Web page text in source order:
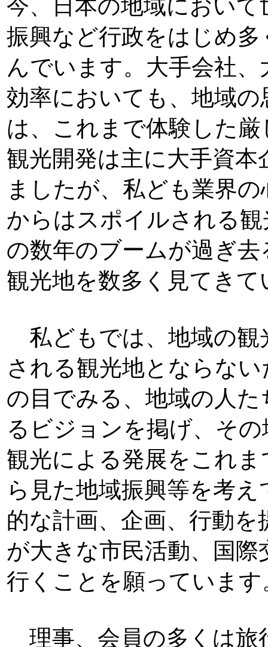
今、日本の地域におい
振興など行政をはじめ
んでいます。大手会社
効率においても、地域
は、これまで体験した
観光開発は主に大手資
ましたが、私ども業界
からはスポイルされる
の数年のブームが過ぎ
観光地を数多く見てきて
私どもでは、地域の観
される観光地とならな
の目でみる、地域の人
るビジョンを掲げ、そ
観光による発展をこれ
ら見た地域振興等を考
的な計画、企画、行動
が大きな市民活動、国
行くことを願っています
理事、会員の多くは旅